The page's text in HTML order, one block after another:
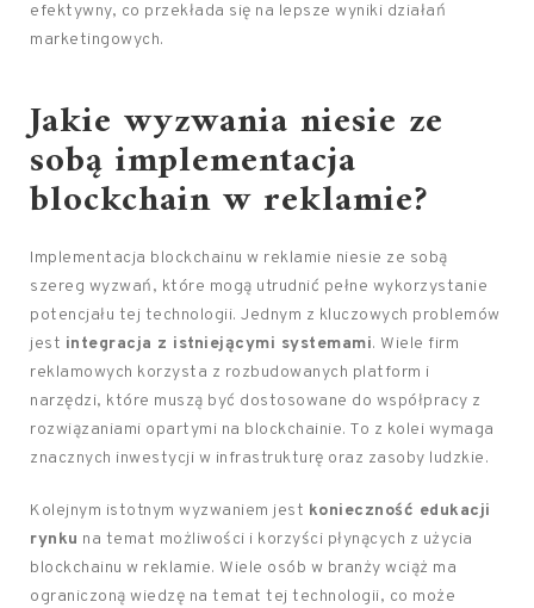
efektywny, co przekłada się na lepsze wyniki działań
marketingowych.
Jakie wyzwania niesie ze
sobą implementacja
blockchain w reklamie?
Implementacja blockchainu w reklamie niesie ze sobą
szereg wyzwań, które mogą utrudnić pełne wykorzystanie
potencjału tej technologii. Jednym z kluczowych problemów
jest integracja z istniejącymi systemami. Wiele firm
reklamowych korzysta z rozbudowanych platform i
narzędzi, które muszą być dostosowane do współpracy z
rozwiązaniami opartymi na blockchainie. To z kolei wymaga
znacznych inwestycji w infrastrukturę oraz zasoby ludzkie.
Kolejnym istotnym wyzwaniem jest konieczność edukacji
rynku na temat możliwości i korzyści płynących z użycia
blockchainu w reklamie. Wiele osób w branży wciąż ma
ograniczoną wiedzę na temat tej technologii, co może